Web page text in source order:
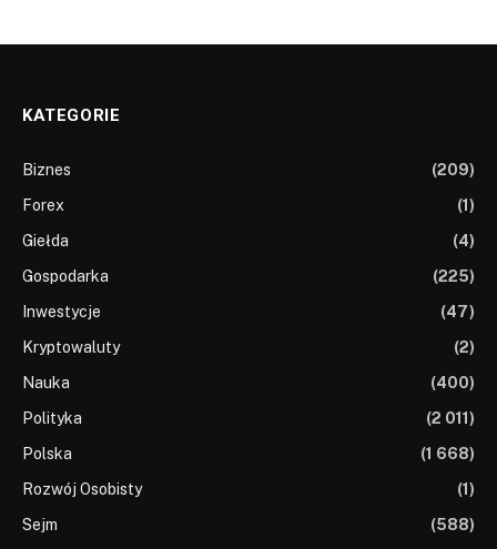
KATEGORIE
Biznes
(209)
Forex
(1)
Giełda
(4)
Gospodarka
(225)
Inwestycje
(47)
Kryptowaluty
(2)
Nauka
(400)
Polityka
(2 011)
Polska
(1 668)
Rozwój Osobisty
(1)
Sejm
(588)